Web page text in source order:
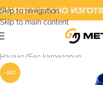
Skip to navigation
Skip to main content
Начало/Без категория
-20%